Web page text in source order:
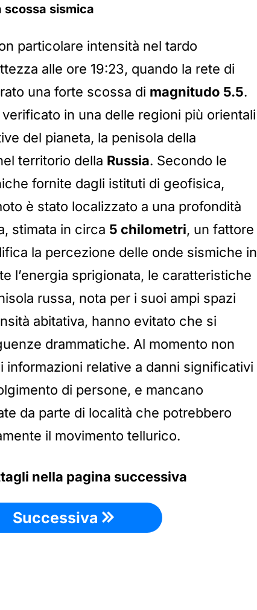
scossa sismica
particolare intensità nel tardo
alle ore 19:23, quando la rete di
una forte scossa di magnitudo 5.5.
verificato in una delle regioni più orientali
del pianeta, la penisola della
territorio della Russia. Secondo le
fornite dagli istituti di geofisica,
è stato localizzato a una profondità
stimata in circa 5 chilometri, un fattore
la percezione delle onde sismiche in
l’energia sprigionata, le caratteristiche
russa, nota per i suoi ampi spazi
abitativa, hanno evitato che si
drammatiche. Al momento non
informazioni relative a danni significativi
di persone, e mancano
da parte di località che potrebbero
il movimento tellurico.
nella pagina successiva
Successiva